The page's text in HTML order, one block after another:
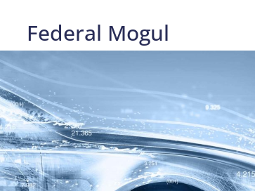
Federal Mogul